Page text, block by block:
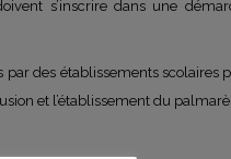
s’inscrire dans une
des établissements scolaires
et l’établissement du